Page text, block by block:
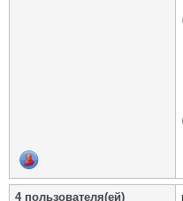
4 пользователя(ей)